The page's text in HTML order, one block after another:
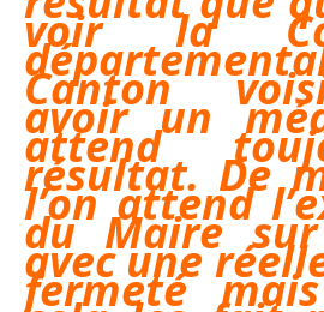
voir la
Canton
avoir un
attend
résultat. De
l’on attend
du Maire
avec une
fermeté